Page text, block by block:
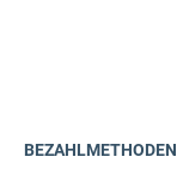
BEZAHLMETHODEN